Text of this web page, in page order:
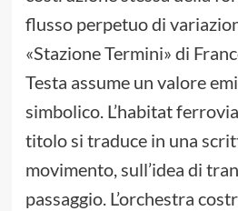
flusso perpetuo di
«Stazione Termini» di
Testa assume un valore
simbolico. L’habitat
titolo si traduce in una
movimento, sull’idea di
passaggio. L’orchestra